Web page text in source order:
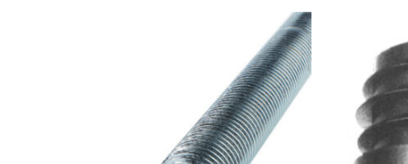
Optionen
können
auf
der